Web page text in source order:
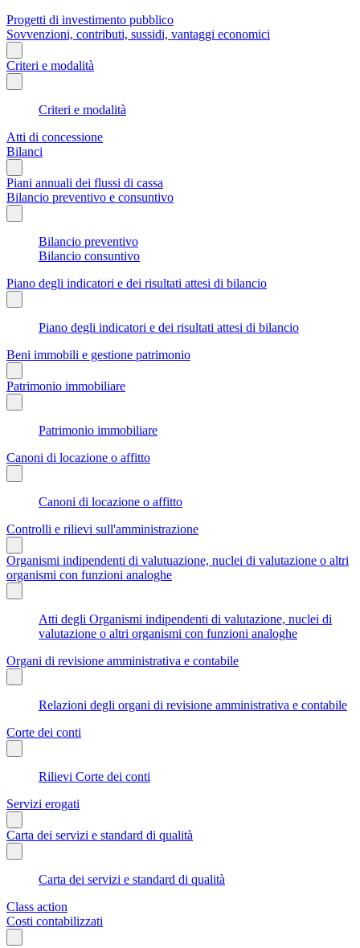
Progetti di investimento pubblico
Sovvenzioni, contributi, sussidi, vantaggi economici
Criteri e modalità
Criteri e modalità
Atti di concessione
Bilanci
Piani annuali dei flussi di cassa
Bilancio preventivo e consuntivo
Bilancio preventivo
Bilancio consuntivo
Piano degli indicatori e dei risultati attesi di bilancio
Piano degli indicatori e dei risultati attesi di bilancio
Beni immobili e gestione patrimonio
Patrimonio immobiliare
Patrimonio immobiliare
Canoni di locazione o affitto
Canoni di locazione o affitto
Controlli e rilievi sull'amministrazione
Organismi indipendenti di valutuazione, nuclei di valutazione o altri
organismi con funzioni analoghe
Atti degli Organismi indipendenti di valutazione, nuclei di
valutazione o altri organismi con funzioni analoghe
Organi di revisione amministrativa e contabile
Relazioni degli organi di revisione amministrativa e contabile
Corte dei conti
Rilievi Corte dei conti
Servizi erogati
Carta dei servizi e standard di qualità
Carta dei servizi e standard di qualità
Class action
Costi contabilizzati